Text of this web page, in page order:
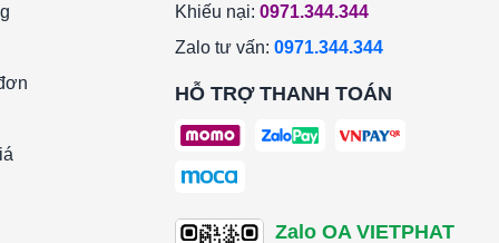
Khiếu nại: 0971.344.344
Zalo tư vấn: 0971.344.344
HỖ TRỢ THANH TOÁN
Zalo OA VIETPHAT